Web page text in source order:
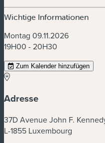
Wichtige Informationen
Montag 09.11.2026
19H00 - 20H30
Zum Kalender hinzufügen
Adresse
37D Avenue John F.
L-1855 Luxembourg